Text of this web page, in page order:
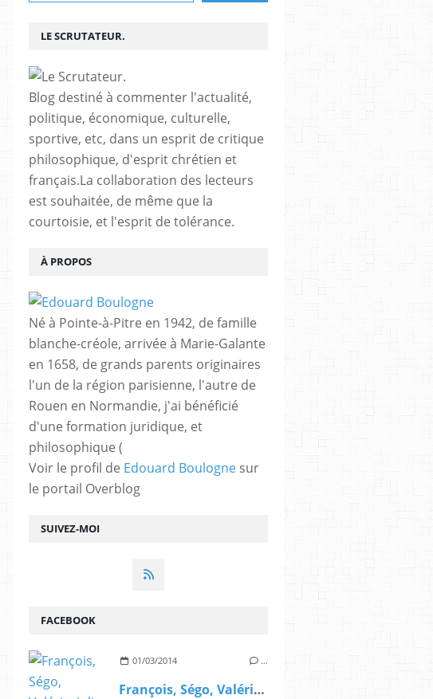
SUIVEZ-MOI
LE SCRUTATEUR.
Blog destiné à commenter l'actualité,
politique, économique, culturelle,
sportive, etc, dans un esprit de critique
philosophique, d'esprit chrétien et
français.La collaboration des lecteurs
est souhaitée, de même que la
courtoisie, et l'esprit de tolérance.
À PROPOS
Né à Pointe-à-Pitre en 1942, de famille
blanche-créole, arrivée à Marie-Galante
en 1658, de grands parents originaires
l'un de la région parisienne, l'autre de
Rouen en Normandie, j'ai bénéficié
d'une formation juridique, et
philosophique (
Voir le profil de Edouard Boulogne sur
le portail Overblog
FACEBOOK
01/03/2014 …
François, Ségo, Valérie, Julie et les autres